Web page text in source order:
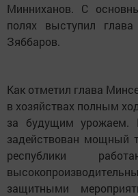
Минниханов. С
полях выступил
Зяббаров.
Как отметил глава
в хозяйствах полным
за будущим урожаем.
задействован мощный
республики
защитными